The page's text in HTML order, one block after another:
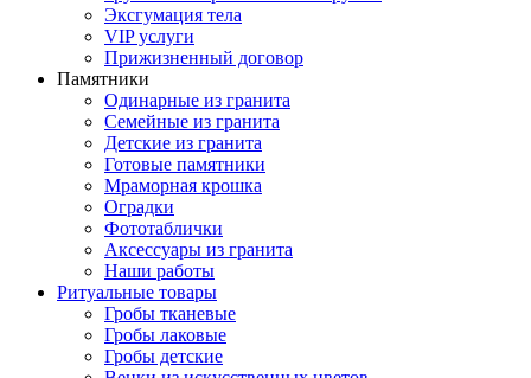
Эксгумация тела
VIP услуги
Прижизненный договор
Памятники
Одинарные из гранита
Семейные из гранита
Детские из гранита
Готовые памятники
Мраморная крошка
Оградки
Фототаблички
Аксессуары из гранита
Наши работы
Ритуальные товары
Гробы тканевые
Гробы лаковые
Гробы детские